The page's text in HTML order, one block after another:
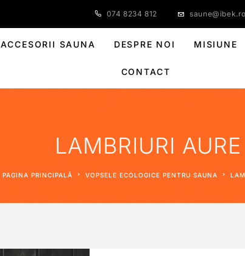
074 8234 812 saune@ibek.ro
ACCESORII SAUNA DESPRE NOI MISIUNE
CONTACT
LAMBRIURI AURE
PAGINA PRINCIPALĂ VOPSELE ECOLOGICE PENTRU SAUNA